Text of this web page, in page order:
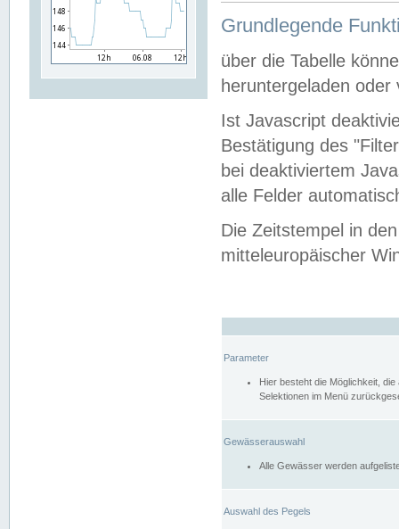
Grundlegende
über die Tabelle
heruntergeladen oder
Ist Javascript
Bestätigung des
bei deaktiviertem
alle Felder
Die Zeitstempel in
mitteleuropäischer
Parameter
Hier besteht die Möglichkeit,
Selektionen im Menü
Gewässerauswahl
Alle Gewässer werden
Auswahl des Pegels